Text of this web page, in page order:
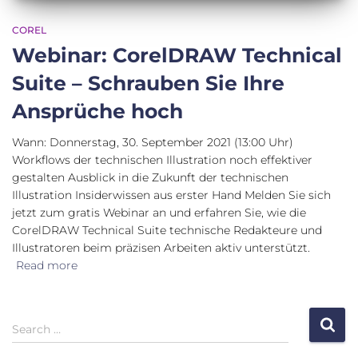
COREL
Webinar: CorelDRAW Technical
Suite – Schrauben Sie Ihre
Ansprüche hoch
Wann: Donnerstag, 30. September 2021 (13:00 Uhr)
Workflows der technischen Illustration noch effektiver
gestalten Ausblick in die Zukunft der technischen
Illustration Insiderwissen aus erster Hand Melden Sie sich
jetzt zum gratis Webinar an und erfahren Sie, wie die
CorelDRAW Technical Suite technische Redakteure und
Illustratoren beim präzisen Arbeiten aktiv unterstützt.
Read more
S
e
Search …